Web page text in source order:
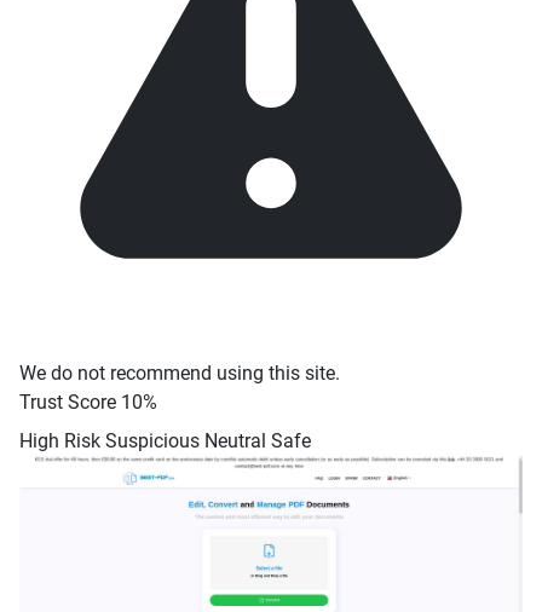
We do not recommend using this site.
Trust Score 10%
High Risk Suspicious Neutral Safe